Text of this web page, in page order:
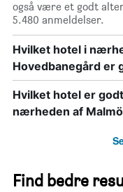
også være et godt
5.480 anmeldelser.
Hvilket hotel i
Hovedbanegård er
Hvilket hotel er
nærheden af
Find bedre